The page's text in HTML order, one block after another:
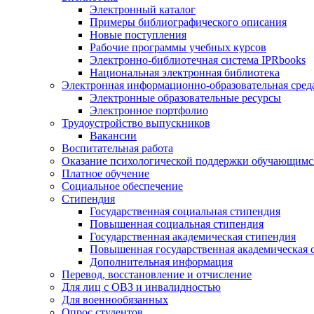
Электронный каталог
Примеры библиографического описания
Новые поступления
Рабочие программы учебных курсов
Электронно-библиотечная система IPRbooks
Национальная электронная библиотека
Электронная информационно-образовательная
Электронные образовательные ресурсы
Электронное портфолио
Трудоустройство выпускников
Вакансии
Воспитательная работа
Оказание психологической поддержки
Платное обучение
Социальное обеспечение
Стипендия
Государственная социальная стипендия
Повышенная социальная стипендия
Государственная академическая стипендия
Повышенная государственная академическая
Дополнительная информация
Перевод, восстановление и отчисление
Для лиц с ОВЗ и инвалидностью
Для военнообязанных